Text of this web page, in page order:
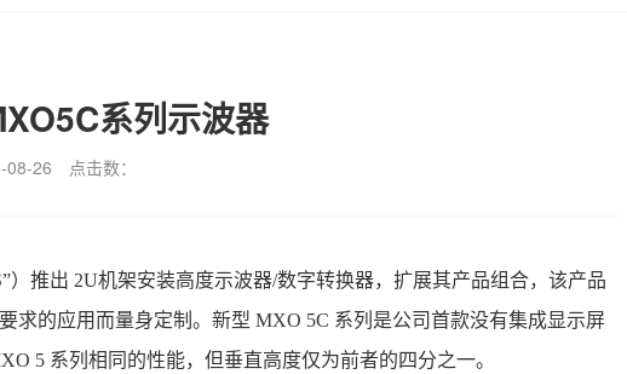
系列示波器
08-26 点击数：
）推出 2U机架安装高度示波器/数字转换器，扩展其产品组合，该产品
求的应用而量身定制。新型 MXO 5C 系列是公司首款没有集成显示屏
5 系列相同的性能，但垂直高度仅为前者的四分之一。